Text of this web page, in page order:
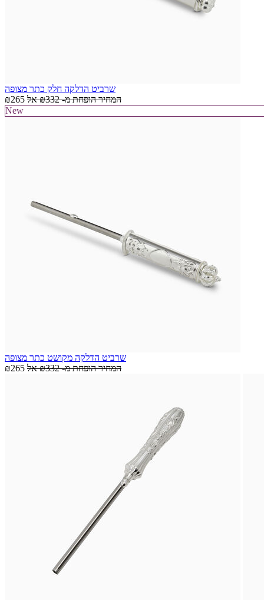
שרביט הדלקה חלק כתר מצופה
₪265
המחיר הופחת מ-₪332 אל
New
שרביט הדלקה מקושט כתר מצופה
₪265
המחיר הופחת מ-₪332 אל